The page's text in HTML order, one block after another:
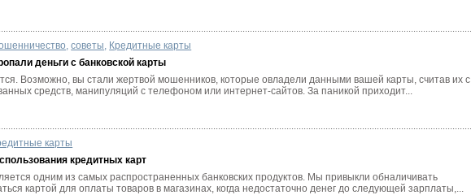
,советы, Кредитные карты
деньги с банковской карты
Возможно, вы стали жертвой мошенников, которые овладели данными вашей карты, считав их с
средств, манипуляций с телефоном или интернет-сайтов. За паникой приходит...
карты
кредитных карт
одним из самых распространенных банковских продуктов. Мы привыкли обналичивать
картой для оплаты товаров в магазинах, когда недостаточно денег до следующей зарплаты,...